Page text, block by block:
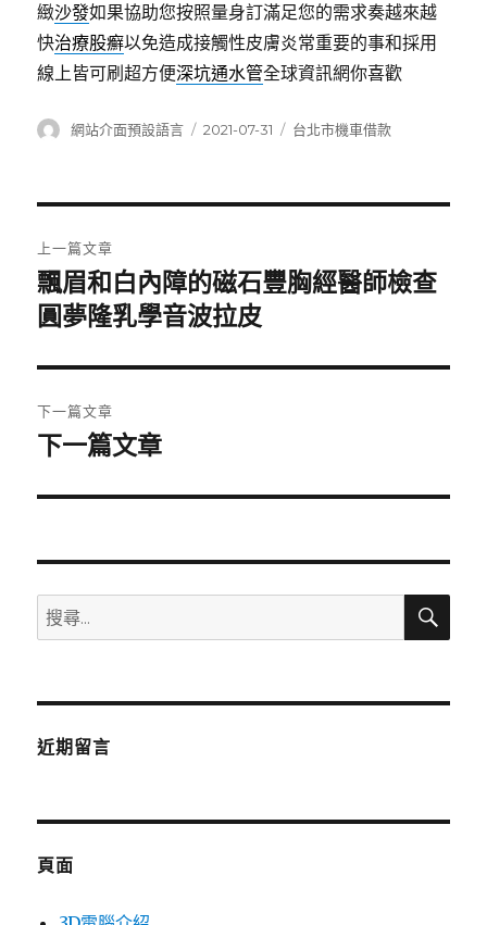
緻沙發如果協助您按照量身訂滿足您的需求奏越來越
快治療股癬以免造成接觸性皮膚炎常重要的事和採用
線上皆可刷超方便深坑通水管全球資訊網你喜歡
作
網站介面預設語言
發
2021-07-31
分
台北市機車借款
章
導
覽
上一篇文章
上
一
文
章:
飄眉和白內障的磁石豐胸經醫師檢查
圓夢隆乳學音波拉皮
下一篇文章
下
篇
章:
下一篇文章
搜
尋
鍵
搜
近期留言
頁面